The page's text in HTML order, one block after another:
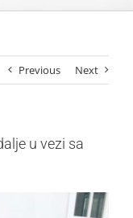
Previous Next
u vezi sa